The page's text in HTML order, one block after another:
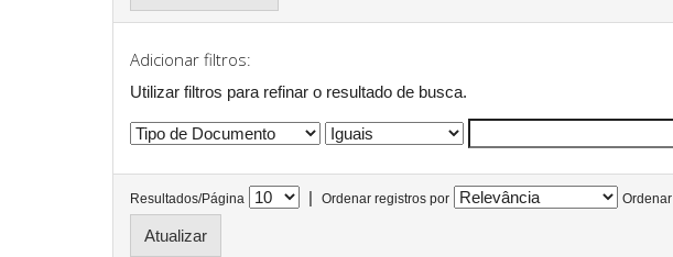
Adicionar filtros:
Utilizar filtros para refinar o resultado de busca.
Resultados/Página | Ordenar registros por Ordenar